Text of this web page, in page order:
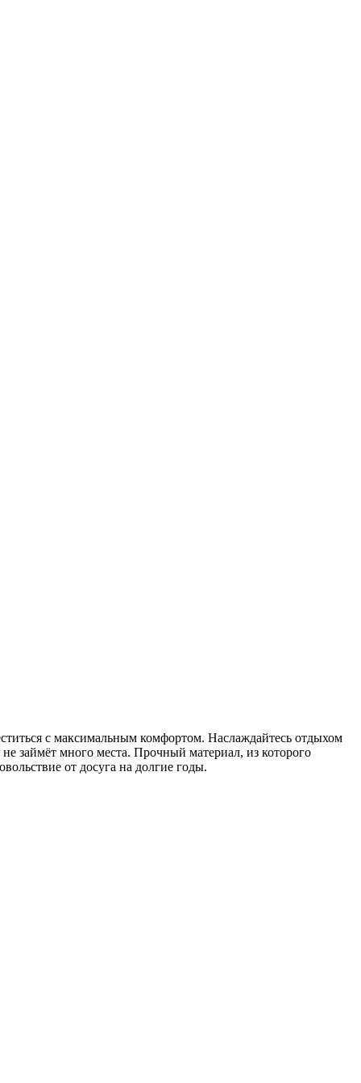
с максимальным комфортом. Наслаждайтесь отдыхом
займёт много места. Прочный материал, из которого
от досуга на долгие годы.